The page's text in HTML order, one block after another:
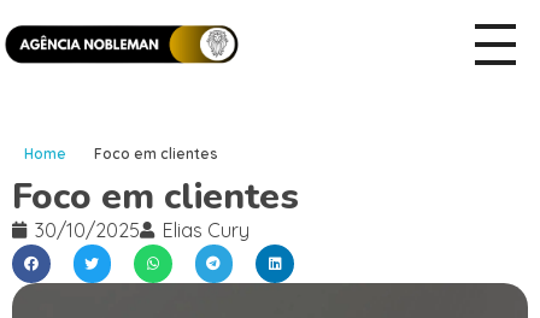
Home Foco em clientes
Foco em clientes
30/10/2025 Elias Cury